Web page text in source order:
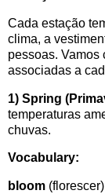
Cada estação
clima, a
pessoas. Vamos
associadas a
1) Spring
temperaturas
chuvas.
Vocabulary:
bloom (florescer)